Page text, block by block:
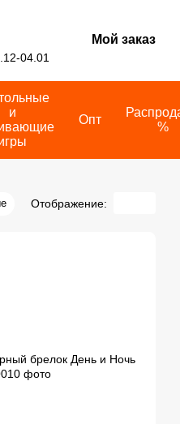
04.01
Мой заказ
и
Опт
%
Отображение: